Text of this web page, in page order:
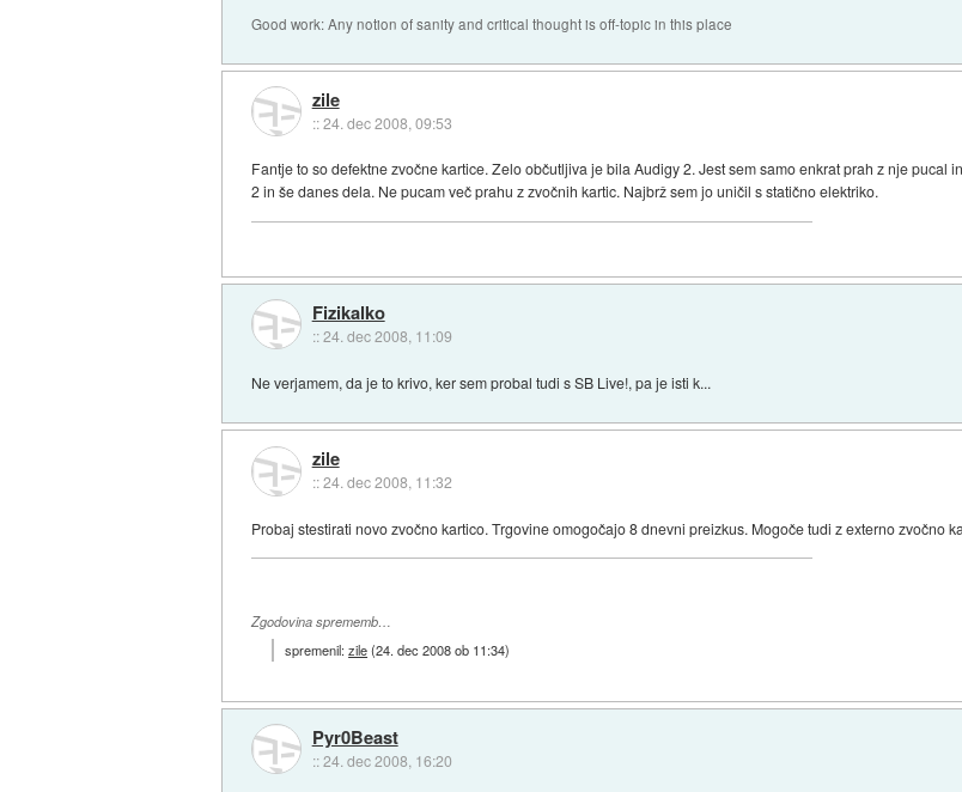
Good work: Any notion of sanity and critical thought is off-topic in this place
zile
::24. dec 2008, 09:53
Fantje to so defektne zvočne kartice. Zelo občutljiva je bila Audigy 2. Jest sem samo enkrat prah z nje pucal
2 in še danes dela. Ne pucam več prahu z zvočnih kartic. Najbrž sem jo uničil s statično elektriko.
Fizikalko
::24. dec 2008, 11:09
Ne verjamem, da je to krivo, ker sem probal tudi s SB Live!, pa je isti k...
zile
::24. dec 2008, 11:32
Probaj stestirati novo zvočno kartico. Trgovine omogočajo 8 dnevni preizkus. Mogoče tudi z externo zvočno
Zgodovina sprememb…
spremenil:zile(24. dec 2008 ob 11:34)
Pyr0Beast
::24. dec 2008, 16:20